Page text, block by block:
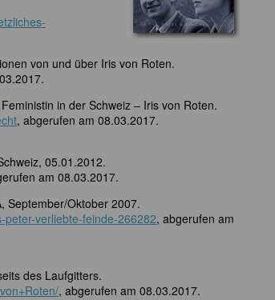
von und über Iris von Roten.
in der Schweiz – Iris von Roten.
, abgerufen am 08.03.2017.
05.01.2012.
am 08.03.2017.
September/Oktober 2007.
verliebte-feinde-266282, abgerufen am
des Laufgitters.
, abgerufen am 08.03.2017.